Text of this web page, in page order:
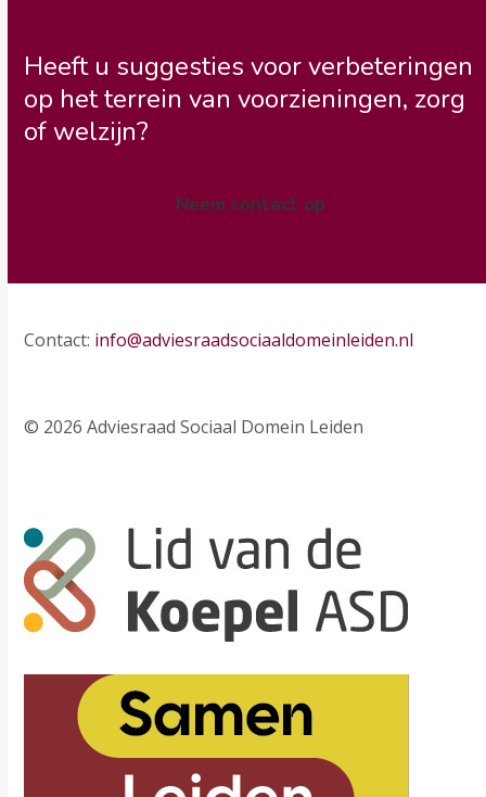
Heeft u suggesties voor verbeteringen
op het terrein van voorzieningen, zorg
of welzijn?
Neem contact op
Contact: info@adviesraadsociaaldomeinleiden.nl
© 2026 Adviesraad Sociaal Domein Leiden